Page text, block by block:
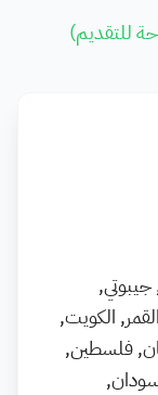
للتقديم)
جيبوتي,
الكويت,
فلسطين,